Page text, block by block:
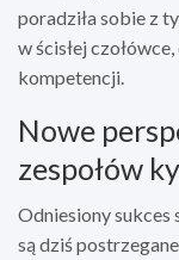
poradziła sobie z
w ścisłej
kompetencji.
Nowe
zespołów
Odniesiony sukces
są dziś